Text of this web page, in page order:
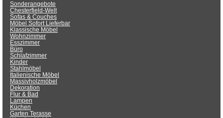
Sonderangebote
Chesterfield-Welt
Sofas & Couches
Möbel Sofort Lieferbar
Klassische Möbel
Wohnzimmer
Esszimmer
Büro
Schlafzimmer
Kinder
Stahlmöbel
Italienische Möbel
Massivholzmöbel
Dekoration
Flur & Bad
Lampen
Küchen
Garten Terasse